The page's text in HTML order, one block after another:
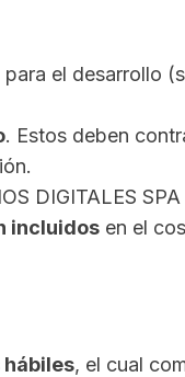
para el desarrollo
. Estos deben
DIGITALES
incluidos en el
hábiles, el cual